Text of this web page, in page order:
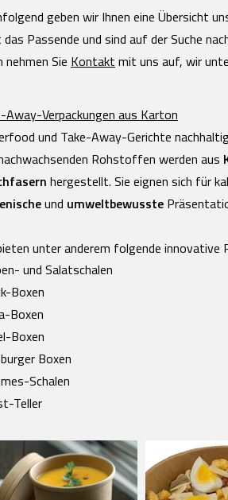
geben wir Ihnen eine Übersicht
das Passende und sind auf der Suche
nehmen Sie Kontakt mit uns auf, wir
Away-Verpackungen aus Karton
und Take-Away-Gerichte
Rohstoffen werden aus
hergestellt. Sie eignen sich für
und umweltbewusste
unter anderem folgende innovative
und Salatschalen
Boxen
Boxen
Boxen
Boxen
Schalen
Teller